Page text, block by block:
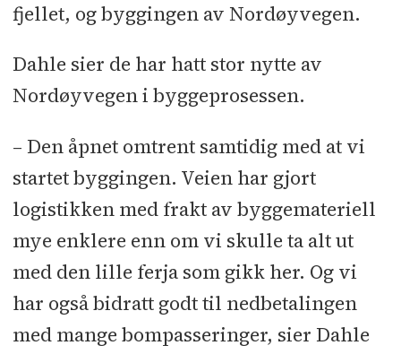
fjellet, og byggingen av Nordøyvegen.
Dahle sier de har hatt stor nytte av
Nordøyvegen i byggeprosessen.
– Den åpnet omtrent samtidig med at vi
startet byggingen. Veien har gjort
logistikken med frakt av byggemateriell
mye enklere enn om vi skulle ta alt ut
med den lille ferja som gikk her. Og vi
har også bidratt godt til nedbetalingen
med mange bompasseringer, sier Dahle